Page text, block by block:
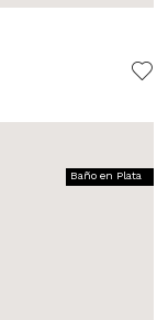
Baño en Plata